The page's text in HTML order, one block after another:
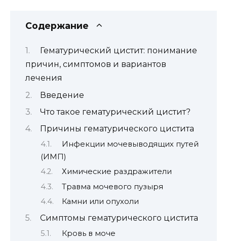
Содержание
Гематурический цистит: понимание
причин, симптомов и вариантов
лечения
Введение
Что такое гематурический цистит?
Причины гематурического цистита
Инфекции мочевыводящих путей
(ИМП)
Химические раздражители
Травма мочевого пузыря
Камни или опухоли
Симптомы гематурического цистита
Кровь в моче